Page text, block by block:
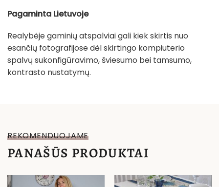
Pagaminta Lietuvoje
Realybėje gaminių atspalviai gali kiek skirtis nuo
esančių fotografijose dėl skirtingo kompiuterio
spalvų sukonfigūravimo, šviesumo bei tamsumo,
kontrasto nustatymų.
REKOMENDUOJAME
PANAŠŪS PRODUKTAI